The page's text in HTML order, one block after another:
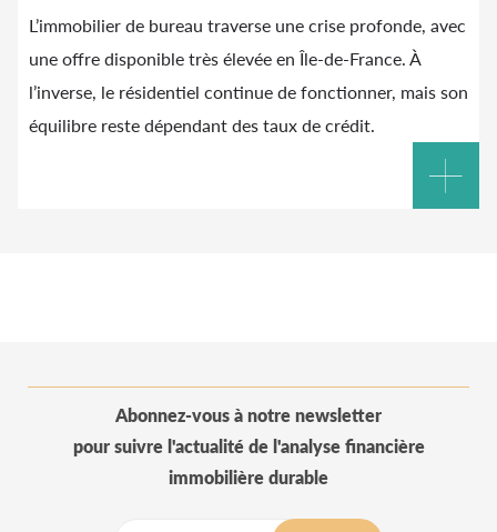
L’immobilier de bureau traverse une crise profonde, avec
une offre disponible très élevée en Île-de-France. À
l’inverse, le résidentiel continue de fonctionner, mais son
équilibre reste dépendant des taux de crédit.
Abonnez-vous à notre newsletter
pour suivre l'actualité de l'analyse financière
immobilière durable